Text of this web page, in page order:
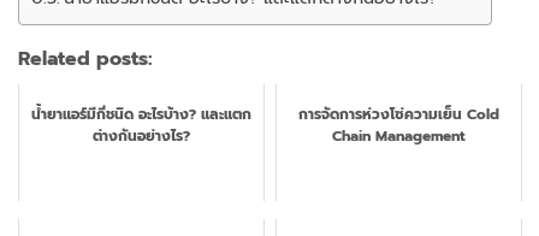
Related posts:
น้ำยาแอร์มีกี่ชนิด อะไรบ้าง? และแตก
ต่างกันอย่างไร?
การจัดการห่วงโซ่ความเย็น Cold
Chain Management